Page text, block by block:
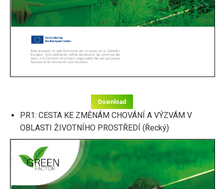
Download
PR1: CESTA KE ZMĚNÁM CHOVÁNÍ A VÝZVÁM V
OBLASTI ŽIVOTNÍHO PROSTŘEDÍ (Řecký)